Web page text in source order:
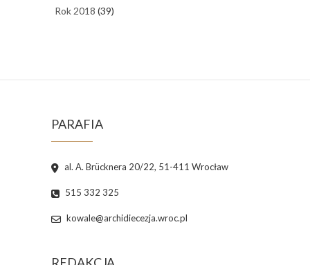
Rok 2018 (39)
PARAFIA
al. A. Brücknera 20/22, 51-411 Wrocław
515 332 325
kowale@archidiecezja.wroc.pl